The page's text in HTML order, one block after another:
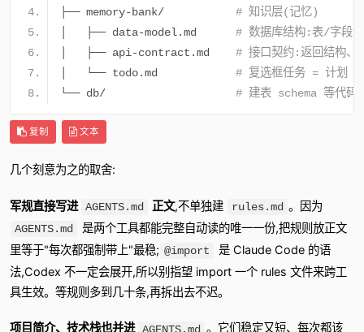
├── memory- bank/
# 知识层(记忆)
├── data-model.md # 数据库结构:表/字段/
├── api-contract .md # 接口契约:返回结构、
└── todo.md # 复选框任务 = 计划 +
└── db/ # 建表 schema 等代码
复制 文本
几个刻意为之的取舍:
军规直接写进 AGENTS.md 正文,不单独建 rules.md 。因为
AGENTS.md
是两个工具都能完整自动读的唯一一份,把规则放正文
里等于"每次都强制带上"最稳; @import
是 Claude Code 的语
法,Codex 不一定会展开,所以别指望 import 一个 rules 文件来跨工
具生效。等规则多到几十条,再拆出去不迟。
项目简介、技术栈也并进 AGENTS.md 。它们稳定又短、每次都该